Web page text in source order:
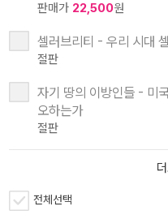
판매가 22,500원
셀러브리티 - 우리 시대
절판
자기 땅의 이방인들 - 미
오하는가
절판
전체선택